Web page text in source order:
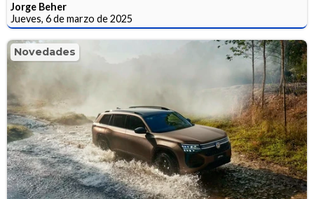
Jorge Beher
Jueves, 6 de marzo de 2025
Novedades